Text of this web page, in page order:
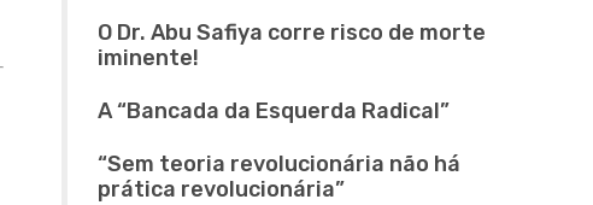
O Dr. Abu Safiya corre risco de morte
iminente!
A “Bancada da Esquerda Radical”
“Sem teoria revolucionária não há
prática revolucionária”